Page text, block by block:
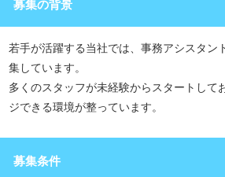
募集の背景
若手が活躍する当社では、事務アシスタン
集しています。
多くのスタッフが未経験からスタートして
ジできる環境が整っています。
募集条件